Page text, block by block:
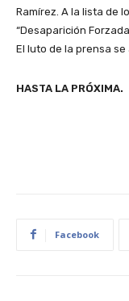
Ramírez. A la lista de
“Desaparición
El luto de la prensa se
HASTA LA PRÓXIMA.
Facebook